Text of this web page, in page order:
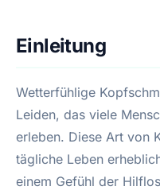
Einleitung
Wetterfühlige
Leiden, das viele
erleben. Diese Art von
tägliche Leben
einem Gefühl der